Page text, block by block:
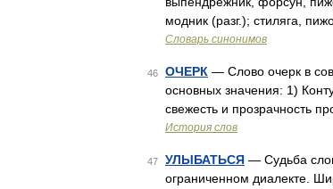
модник (разг.); стиляга,
Словарь синонимов
46 ОЧЕРК — Слово очерк в
основных значения: 1)
свежесть и прозрачность
История слов
47 УЛЫБАТЬСЯ — Судьба
ограниченном диалекте.